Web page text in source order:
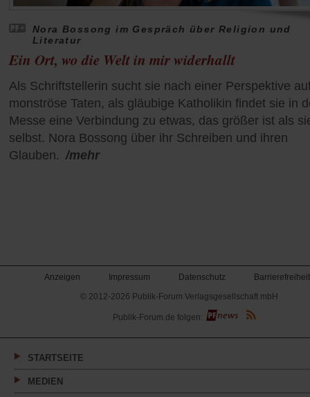
Nora Bossong im Gespräch über Religion und
Literatur
Ein Ort, wo die Welt in mir widerhallt
Als Schriftstellerin sucht sie nach einer Perspektive
monströse Taten, als gläubige Katholikin findet sie in
Messe eine Verbindung zu etwas, das größer ist als
selbst. Nora Bossong über ihr Schreiben und ihren
Glauben. /mehr
Anzeigen Impressum Datenschutz
Barrierefreiheit
© 2012-2026 Publik-Forum Verlagsgesellschaft mbH
(Öffnet
in
neuen
Publik-Forum.de folgen:
STARTSEITE
MEDIEN